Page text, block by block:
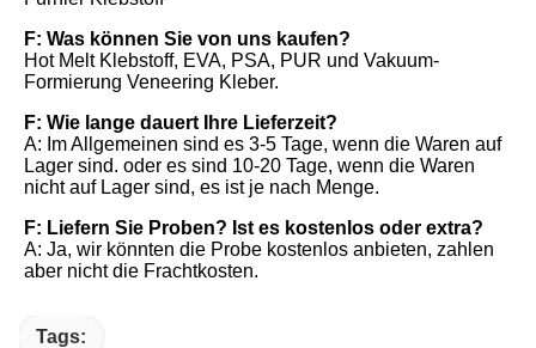
F: Was können Sie von uns kaufen?
Hot Melt Klebstoff, EVA, PSA, PUR und Vakuum-
Formierung Veneering Kleber.
F: Wie lange dauert Ihre Lieferzeit?
A: Im Allgemeinen sind es 3-5 Tage, wenn die Waren auf
Lager sind. oder es sind 10-20 Tage, wenn die Waren
nicht auf Lager sind, es ist je nach Menge.
F: Liefern Sie Proben? Ist es kostenlos oder extra?
A: Ja, wir könnten die Probe kostenlos anbieten, zahlen
aber nicht die Frachtkosten.
Tags: